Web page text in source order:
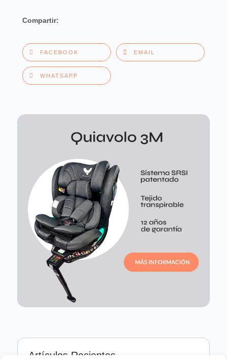
Compartir:
FACEBOOK EMAIL
WHATSAPP
Artículos Recientes